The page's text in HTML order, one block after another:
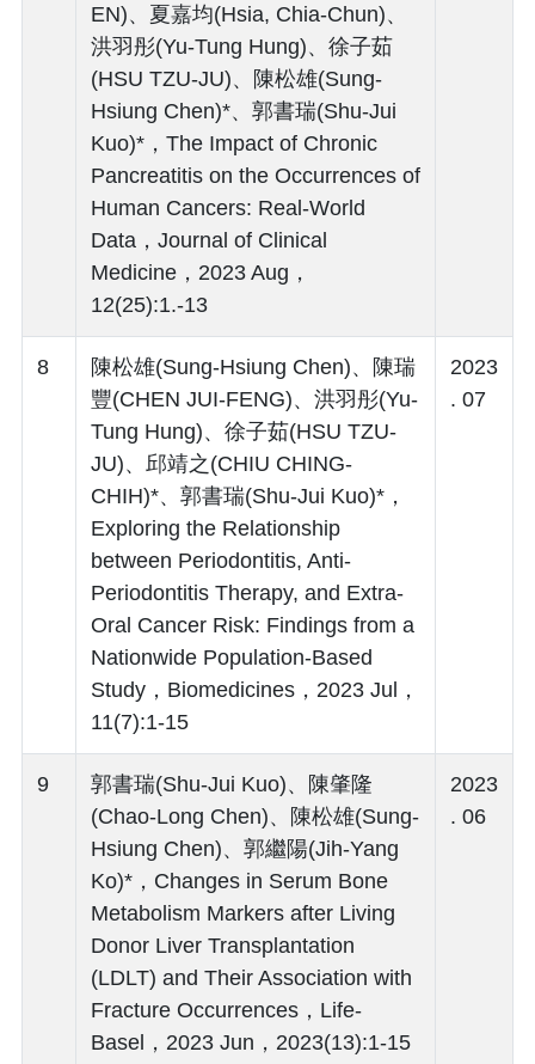
EN)、夏嘉均(Hsia, Chia-Chun)、
洪羽彤(Yu-Tung Hung)、徐子茹
(HSU TZU-JU)、陳松雄(Sung-
Hsiung Chen)*、郭書瑞(Shu-Jui
Kuo)*，The Impact of Chronic
Pancreatitis on the Occurrences of
Human Cancers: Real-World
Data，Journal of Clinical
Medicine，2023 Aug，
12(25):1.-13
8
陳松雄(Sung-Hsiung Chen)、陳瑞
豐(CHEN JUI-FENG)、洪羽彤(Yu-
Tung Hung)、徐子茹(HSU TZU-
JU)、邱靖之(CHIU CHING-
CHIH)*、郭書瑞(Shu-Jui Kuo)*，
Exploring the Relationship
between Periodontitis, Anti-
Periodontitis Therapy, and Extra-
Oral Cancer Risk: Findings from a
Nationwide Population-Based
Study，Biomedicines，2023 Jul，
11(7):1-15
2023
. 07
9
郭書瑞(Shu-Jui Kuo)、陳肇隆
(Chao-Long Chen)、陳松雄(Sung-
Hsiung Chen)、郭繼陽(Jih-Yang
Ko)*，Changes in Serum Bone
Metabolism Markers after Living
Donor Liver Transplantation
(LDLT) and Their Association with
Fracture Occurrences，Life-
Basel，2023 Jun，2023(13):1-15
2023
. 06